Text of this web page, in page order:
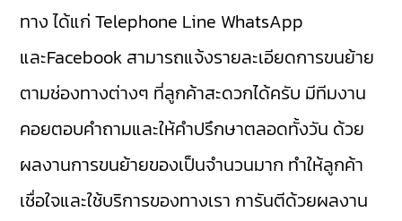
ทาง ได้แก่ Telephone Line WhatsApp
และFacebook สามารถแจ้งรายละเอียดการขนย้าย
ตามช่องทางต่างๆ ที่ลูกค้าสะดวกได้ครับ มีทีมงาน
คอยตอบคำถามและให้คำปรึกษาตลอดทั้งวัน ด้วย
ผลงานการขนย้ายของเป็นจำนวนมาก ทำให้ลูกค้า
เชื่อใจและใช้บริการของทางเรา การันตีด้วยผลงาน